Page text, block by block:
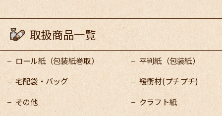
取扱商品一覧
ロール紙（包装紙巻取）
平判紙（包装紙）
宅配袋・バッグ
緩衝材(プチプチ)
その他
クラフト紙